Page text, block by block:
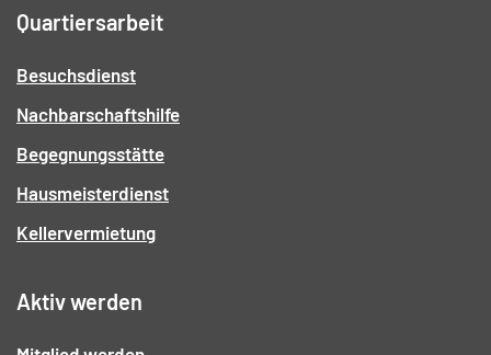
Quartiersarbeit
Besuchsdienst
Nachbarschaftshilfe
Begegnungsstätte
Hausmeisterdienst
Kellervermietung
Aktiv werden